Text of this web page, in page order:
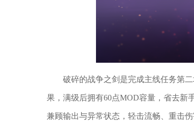
破碎的战争之剑是完成主线任务第
果，满级后拥有60点MOD容量，省去新
兼顾输出与异常状态，轻击流畅、重击